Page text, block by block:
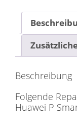
Beschreibung
Folgende
Huawei P